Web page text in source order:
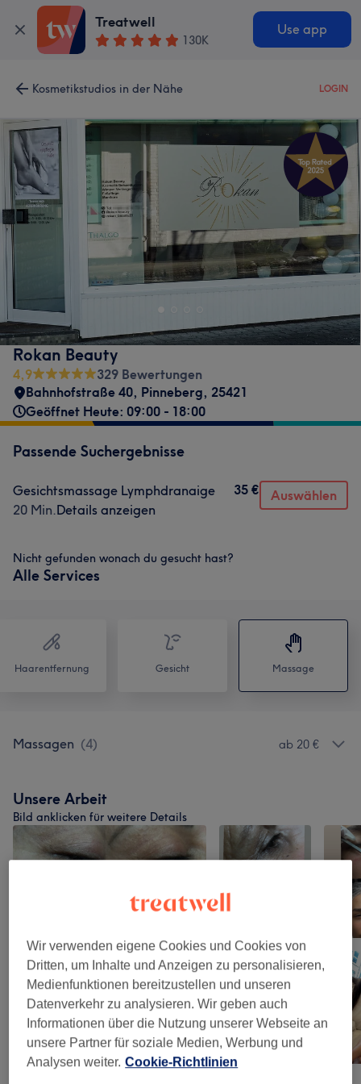
Treatwell
130K
Use app
Kosmetikstudios in der Nähe LOGIN
Rokan Beauty
4,9
329 Bewertungen
Bahnhofstraße 40, Pinneberg, 25421
Geöffnet Heute: 09:00 - 18:00
Passende Suchergebnisse
Gesichtsmassage Lymphdranaige
20 Min.Details anzeigen
35 € Auswählen
Nicht gefunden wonach du gesucht hast?
Alle Services
Haarentfernung Gesicht Massage
Massagen (4) ab 20 €
Unsere Arbeit
Bild anklicken für weitere Details
Wir verwenden eigene Cookies und Cookies von
Dritten, um Inhalte und Anzeigen zu personalisieren,
Medienfunktionen bereitzustellen und unseren
Datenverkehr zu analysieren. Wir geben auch
Informationen über die Nutzung unserer Webseite an
unsere Partner für soziale Medien, Werbung und
Analysen weiter. Cookie-Richtlinien